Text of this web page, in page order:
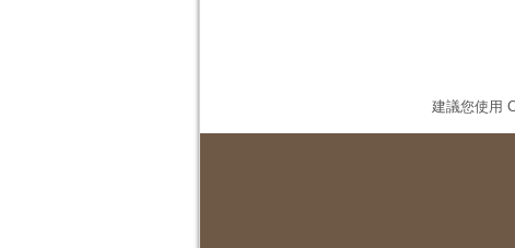
建議您使用